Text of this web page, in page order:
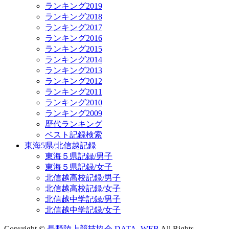
ランキング2019
ランキング2018
ランキング2017
ランキング2016
ランキング2015
ランキング2014
ランキング2013
ランキング2012
ランキング2011
ランキング2010
ランキング2009
歴代ランキング
ベスト記録検索
東海5県/北信越記録
東海５県記録/男子
東海５県記録/女子
北信越高校記録/男子
北信越高校記録/女子
北信越中学記録/男子
北信越中学記録/女子